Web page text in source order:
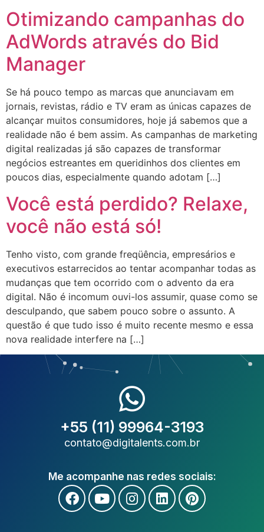
Otimizando campanhas do
AdWords através do Bid
Manager
Se há pouco tempo as marcas que anunciavam em
jornais, revistas, rádio e TV eram as únicas capazes de
alcançar muitos consumidores, hoje já sabemos que a
realidade não é bem assim. As campanhas de marketing
digital realizadas já são capazes de transformar
negócios estreantes em queridinhos dos clientes em
poucos dias, especialmente quando adotam […]
Você está perdido? Relaxe,
você não está só!
Tenho visto, com grande freqüência, empresários e
executivos estarrecidos ao tentar acompanhar todas as
mudanças que tem ocorrido com o advento da era
digital. Não é incomum ouvi-los assumir, quase como se
desculpando, que sabem pouco sobre o assunto. A
questão é que tudo isso é muito recente mesmo e essa
nova realidade interfere na […]
+55 (11) 99964-3193
contato@digitalents.com.br
Me acompanhe nas redes sociais: